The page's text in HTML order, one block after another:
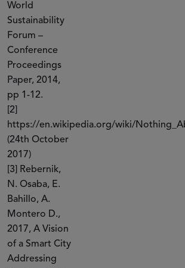
World
Sustainability
Forum –
Conference
Proceedings
Paper, 2014,
pp 1-12.
[2]
https://en.wikipedia.org/wiki/
(24th October
2017)
[3] Rebernik,
N. Osaba, E.
Bahillo, A.
Montero D.,
2017, A Vision
of a Smart City
Addressing